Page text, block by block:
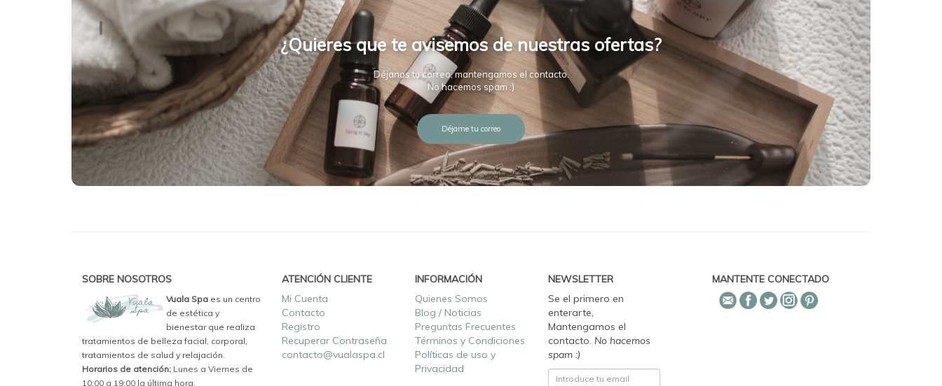
¿Quieres que te avisemos de nuestras ofertas?
Déjanos tu correo, mantengamos el contacto.
No hacemos spam :)
Déjame tu correo
SOBRE NOSOTROS
Vuala Spa es un centro
de estética y
bienestar que realiza
tratamientos de belleza facial, corporal,
tratamientos de salud y relajación.
Horarios de atención: Lunes a Viernes de
10:00 a 19:00 la última hora.
ATENCIÓN CLIENTE
Mi Cuenta
Contacto
Registro
Recuperar Contraseña
contacto@vualaspa.cl
INFORMACIÓN
Quienes Somos
Blog / Noticias
Preguntas Frecuentes
Términos y Condiciones
Políticas de uso y
Privacidad
NEWSLETTER
Se el primero en
enterarte,
Mantengamos el
contacto. No hacemos
spam :)
MANTENTE CONECTADO